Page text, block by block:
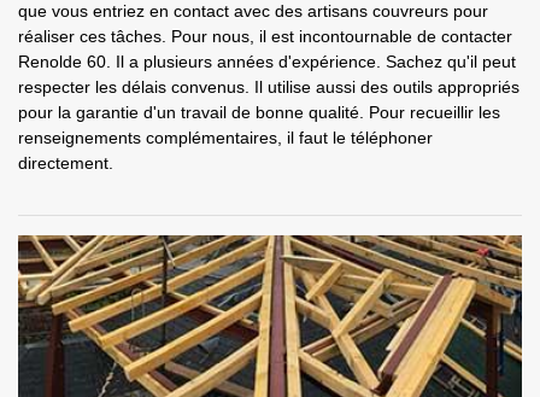
que vous entriez en contact avec des artisans couvreurs pour
réaliser ces tâches. Pour nous, il est incontournable de contacter
Renolde 60. Il a plusieurs années d'expérience. Sachez qu'il peut
respecter les délais convenus. Il utilise aussi des outils appropriés
pour la garantie d'un travail de bonne qualité. Pour recueillir les
renseignements complémentaires, il faut le téléphoner
directement.